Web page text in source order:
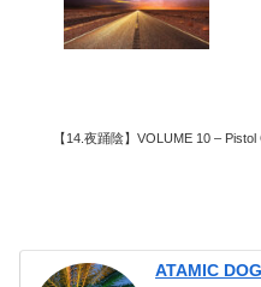
【14.夜踊陰】VOLUME 10 –
ATAMIC